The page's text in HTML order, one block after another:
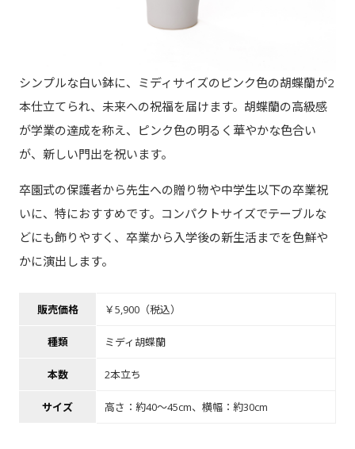
シンプルな白い鉢に、ミディサイズのピンク色の胡蝶蘭が2
本仕立てられ、未来への祝福を届けます。胡蝶蘭の高級感
が学業の達成を称え、ピンク色の明るく華やかな色合い
が、新しい門出を祝います。
卒園式の保護者から先生への贈り物や中学生以下の卒業祝
いに、特におすすめです。コンパクトサイズでテーブルな
どにも飾りやすく、卒業から入学後の新生活までを色鮮や
かに演出します。
販売価格 ￥5,900（税込）
種類 ミディ胡蝶蘭
本数 2本立ち
サイズ 高さ：約40～45cm、横幅：約30cm